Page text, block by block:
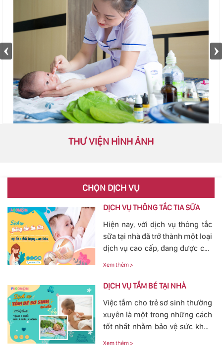
THƯ VIỆN HÌNH ẢNH
CHỌN DỊCH VỤ
DỊCH VỤ THÔNG TẮC TIA SỮA
Hiện nay, với dịch vụ thông tắc
sữa tại nhà đã trở thành một loại
dịch vụ cao cấp, đang được các
mẹ đặc biệt quan tâm, bởi tình
phổ biến. Với việc thông tắc tia
chóng thông tia sữa, giảm bớt
các cơn đau cương cứng tại
vùng bầu vú, đảm bảo cho
nguồn sữa về đều cho bé bú.
Xem thêm >
DỊCH VỤ TẮM BÉ TẠI NHÀ
Việc tắm cho trẻ sơ sinh thường
xuyên là một trong những cách
tốt nhất nhằm bảo vệ sức khỏe
cho bé yêu tránh khỏi các nguy
Xem thêm >